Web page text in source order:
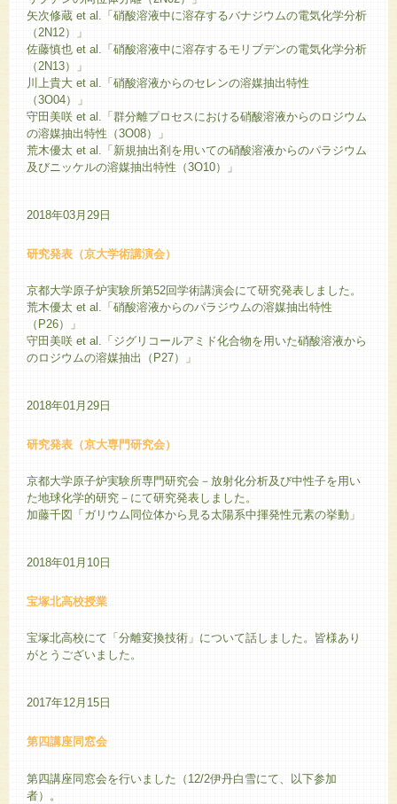
矢次修蔵 et al.「硝酸溶液中に溶存するバナジウムの電気化学分析
（2N12）」
佐藤慎也 et al.「硝酸溶液中に溶存するモリブデンの電気化学分析
（2N13）」
川上貴大 et al.「硝酸溶液からのセレンの溶媒抽出特性
（3O04）」
守田美咲 et al.「群分離プロセスにおける硝酸溶液からのロジウム
の溶媒抽出特性（3O08）」
荒木優太 et al.「新規抽出剤を用いての硝酸溶液からのパラジウム
及びニッケルの溶媒抽出特性（3O10）」
2018年03月29日
研究発表（京大学術講演会）
京都大学原子炉実験所第52回学術講演会にて研究発表しました。
荒木優太 et al.「硝酸溶液からのパラジウムの溶媒抽出特性
（P26）」
守田美咲 et al.「ジグリコールアミド化合物を用いた硝酸溶液から
のロジウムの溶媒抽出（P27）」
2018年01月29日
研究発表（京大専門研究会）
京都大学原子炉実験所専門研究会－放射化分析及び中性子を用い
た地球化学的研究－にて研究発表しました。
加藤千図「ガリウム同位体から見る太陽系中揮発性元素の挙動」
2018年01月10日
宝塚北高校授業
宝塚北高校にて「分離変換技術」について話しました。皆様あり
がとうございました。
2017年12月15日
第四講座同窓会
第四講座同窓会を行いました（12/2伊丹白雪にて、以下参加
者）。